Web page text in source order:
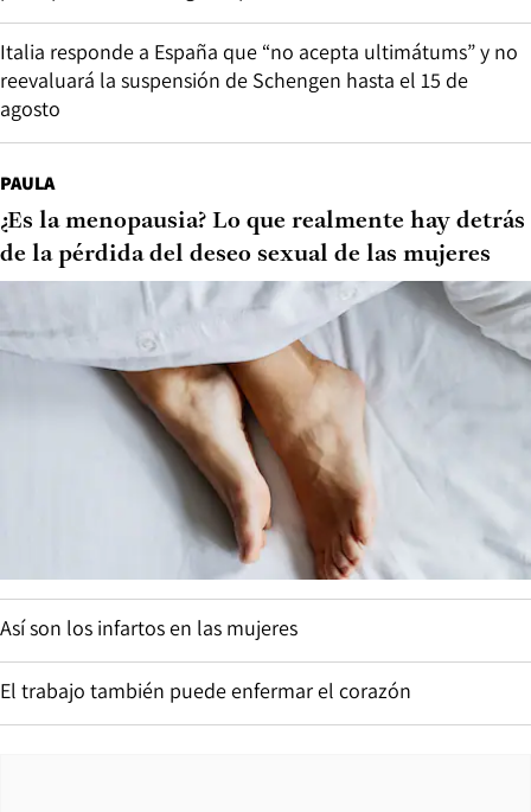
Italia responde a España que “no acepta ultimátums” y no
reevaluará la suspensión de Schengen hasta el 15 de
agosto
PAULA
¿Es la menopausia? Lo que realmente hay detrás
de la pérdida del deseo sexual de las mujeres
Así son los infartos en las mujeres
El trabajo también puede enfermar el corazón